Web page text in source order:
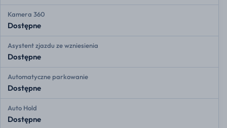
Kamera 360
Dostępne
Asystent zjazdu ze wzniesienia
Dostępne
Automatyczne parkowanie
Dostępne
Auto Hold
Dostępne